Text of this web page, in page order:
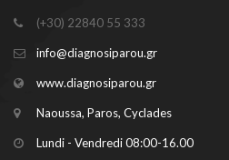
(+30) 22840 55 333
info@diagnosiparou.gr
www.diagnosiparou.gr
Naoussa, Paros, Cyclades
Lundi - Vendredi 08:00-16.00